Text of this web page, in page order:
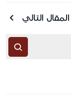
المقال التالي